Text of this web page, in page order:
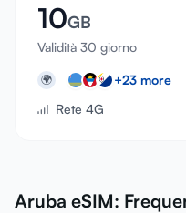
10GB
Validità 30 giorno
🌍 +23 more
Rete 4G
Aruba eSIM: